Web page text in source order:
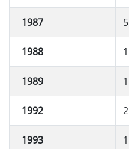
1987 5
1988 1
1989 1
1992 2
1993 1